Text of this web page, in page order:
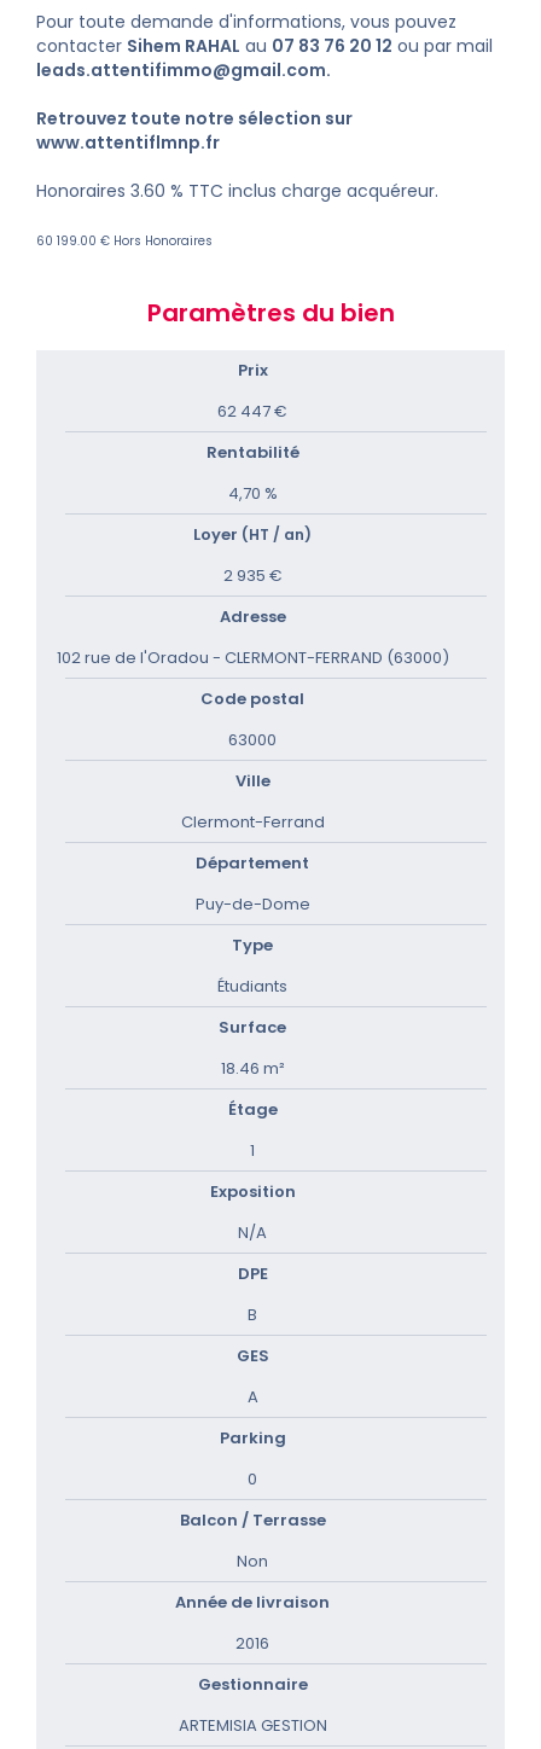
Pour toute demande d'informations, vous pouvez
contacter Sihem RAHAL au 07 83 76 20 12 ou par mail
leads.attentifimmo@gmail.com.
Retrouvez toute notre sélection sur
www.attentiflmnp.fr
Honoraires 3.60 % TTC inclus charge acquéreur.
60 199.00 € Hors Honoraires
Paramètres du bien
Prix
62 447 €
Rentabilité
4,70 %
Loyer (HT / an)
2 935 €
Adresse
102 rue de l'Oradou - CLERMONT-FERRAND (63000)
Code postal
63000
Ville
Clermont-Ferrand
Département
Puy-de-Dome
Type
Étudiants
Surface
18.46 m²
Étage
1
Exposition
N/A
DPE
B
GES
A
Parking
0
Balcon / Terrasse
Non
Année de livraison
2016
Gestionnaire
ARTEMISIA GESTION